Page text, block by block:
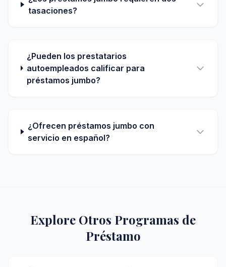
tasaciones?
¿Pueden los prestatarios
autoempleados calificar para
préstamos jumbo?
¿Ofrecen préstamos jumbo con
servicio en español?
Explore Otros Programas de
Préstamo